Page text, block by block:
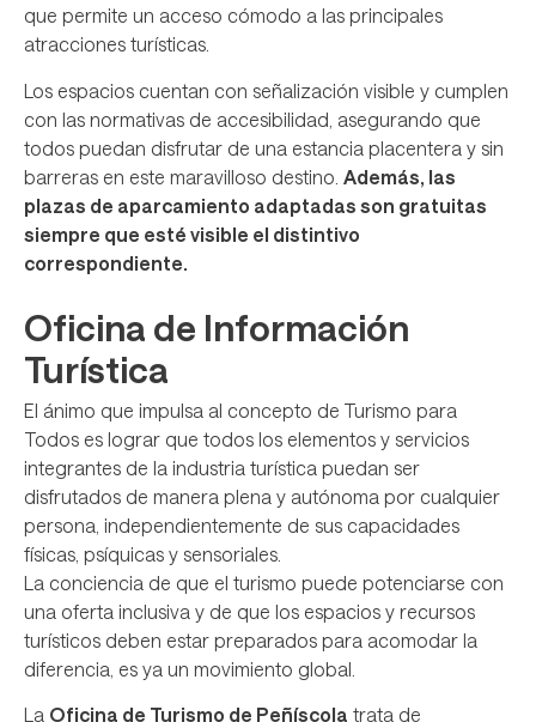
que permite un acceso cómodo a las principales
atracciones turísticas.
Los espacios cuentan con señalización visible y cumplen
con las normativas de accesibilidad, asegurando que
todos puedan disfrutar de una estancia placentera y sin
barreras en este maravilloso destino. Además, las
plazas de aparcamiento adaptadas son gratuitas
siempre que esté visible el distintivo
correspondiente.
Oficina de Información
Turística
El ánimo que impulsa al concepto de Turismo para
Todos es lograr que todos los elementos y servicios
integrantes de la industria turística puedan ser
disfrutados de manera plena y autónoma por cualquier
persona, independientemente de sus capacidades
físicas, psíquicas y sensoriales.
La conciencia de que el turismo puede potenciarse con
una oferta inclusiva y de que los espacios y recursos
turísticos deben estar preparados para acomodar la
diferencia, es ya un movimiento global.
La Oficina de Turismo de Peñíscola trata de